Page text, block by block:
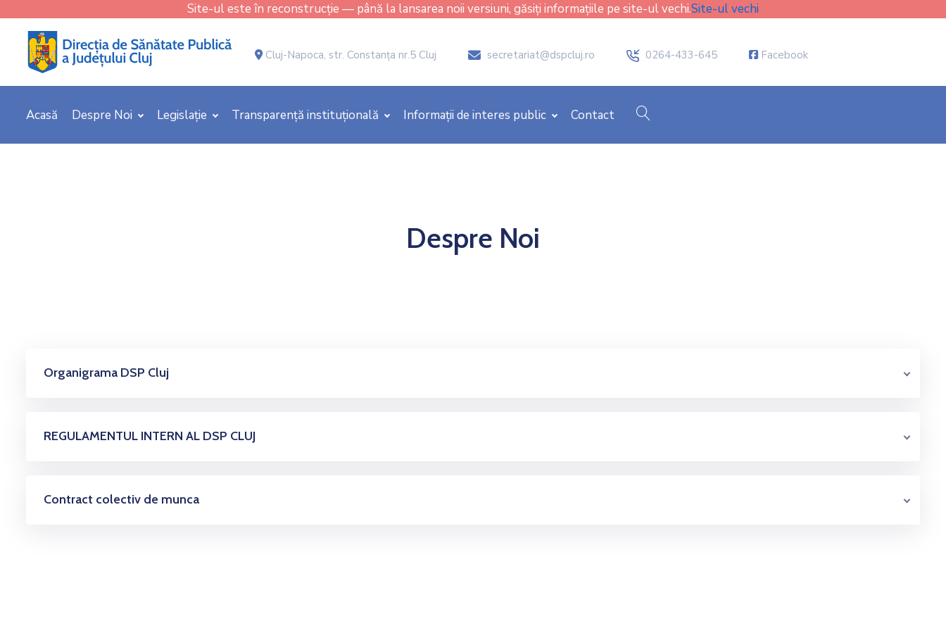
Site-ul este în reconstrucție — până la lansarea noii versiuni, găsiți informațiile pe site-ul vechi.Site-ul vechi
Cluj-Napoca, str. Constanţa nr.5 Cluj icon
secretariat@dspcluj.ro icon
0264-433-645 Facebook
Acasă Despre Noi Legislație Transparență instituțională Informații de interes public Contact
Despre Noi
Organigrama DSP Cluj
REGULAMENTUL INTERN AL DSP CLUJ
Contract colectiv de munca